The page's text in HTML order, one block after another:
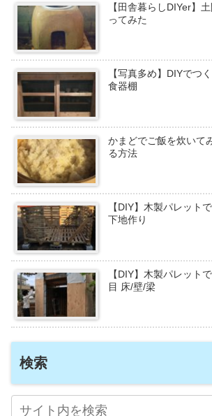
【田舎暮らしDIYer】
ってみた
【写真多め】DIYでつ
食器棚
かまどでご飯を炊いて
る方法
【DIY】木製パレット
下地作り
【DIY】木製パレット
目 床/壁/梁
検索